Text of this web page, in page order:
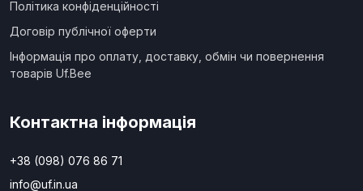
Політика конфіденційності
Договір публічної оферти
Інформація про оплату, доставку, обмін чи повернення
товарів Uf.Bee
Контактна інформація
+38 (098) 076 86 71
info@uf.in.ua